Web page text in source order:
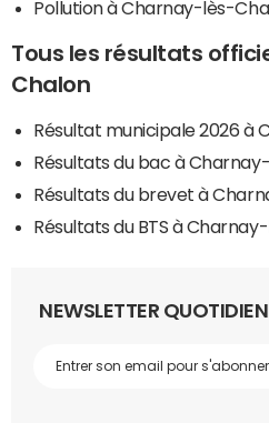
Pollution à Charnay-lès-
Tous les résultats
Chalon
Résultat municipale 2026 à
Résultats du bac à
Résultats du brevet à
Résultats du BTS à
NEWSLETTER